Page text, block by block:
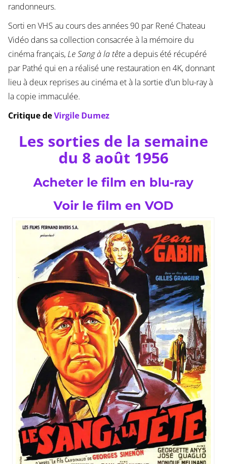
randonneurs.
Sorti en VHS au cours des années 90 par René Chateau
Vidéo dans sa collection consacrée à la mémoire du
cinéma français,Le Sang à la têtea depuis été récupéré
par Pathé qui en a réalisé une restauration en 4K, donnant
lieu à deux reprises au cinéma et à la sortie d’un blu-ray à
la copie immaculée.
Critique deVirgile Dumez
Les sorties de la semaine
du 8 août 1956
Acheter le film en blu-ray
Voir le film en VOD